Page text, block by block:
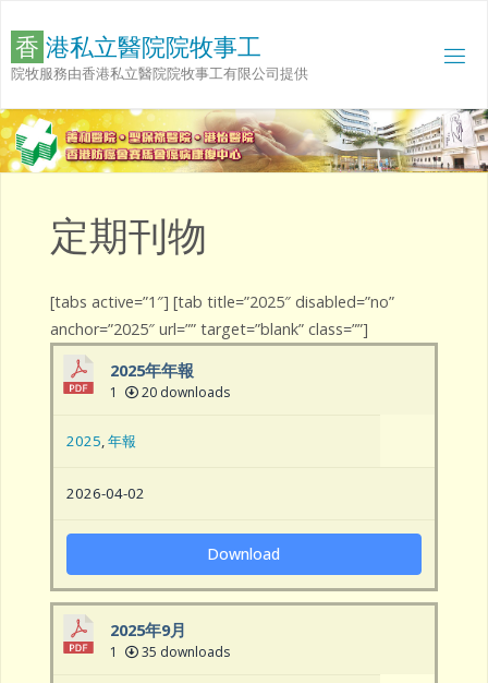
content
香 港私立醫院院牧事工
院牧服務由香港私立醫院院牧事工有限公司提供
定期刊物
[tabs active=”1″] [tab title=”2025″ disabled=”no”
anchor=”2025″ url=”” target=”blank” class=””]
2025年年報
1 20 downloads
2025,年報
2026-04-02
Download
2025年9月
1 35 downloads